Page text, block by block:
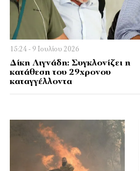
15:24 - 9 Ιουλίου 2026
Δίκη Λιγνάδη: Συγκλονίζει η
κατάθεση του 29χρονου
καταγγέλλοντα